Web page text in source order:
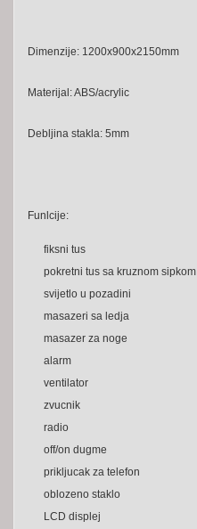
Dimenzije: 1200x900x2150mm
Materijal: ABS/acrylic
Debljina stakla: 5mm
Funlcije:
fiksni tus
pokretni tus sa kruznom sipkom
svijetlo u pozadini
masazeri sa ledja
masazer za noge
alarm
ventilator
zvucnik
radio
off/on dugme
prikljucak za telefon
oblozeno staklo
LCD displej